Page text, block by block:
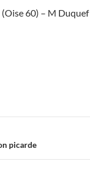
(Oise 60) – M Duquef
picarde